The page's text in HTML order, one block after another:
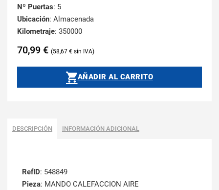
Nº Puertas: 5
Ubicación: Almacenada
Kilometraje: 350000
70,99 € 58,67 €
AÑADIR AL CARRITO
DESCRIPCIÓN INFORMACIÓN ADICIONAL
RefID: 548849
Pieza: MANDO CALEFACCION AIRE